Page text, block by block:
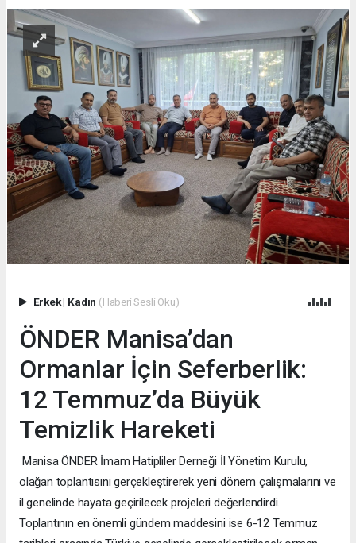
Erkek| Kadın (Haberi Sesli Oku)
ÖNDER Manisa’dan
Ormanlar İçin Seferberlik:
12 Temmuz’da Büyük
Temizlik Hareketi
Manisa ÖNDER İmam Hatipliler Derneği İl Yönetim Kurulu,
olağan toplantısını gerçekleştirerek yeni dönem çalışmalarını ve
il genelinde hayata geçirilecek projeleri değerlendirdi.
Toplantının en önemli gündem maddesini ise 6-12 Temmuz